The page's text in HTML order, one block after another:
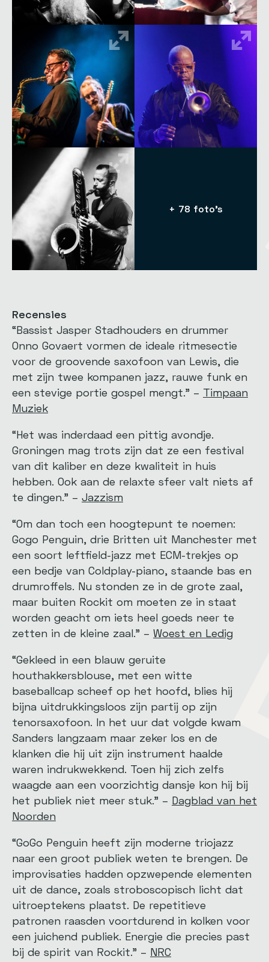
+ 78 foto's
Recensies
“Bassist Jasper Stadhouders en drummer
Onno Govaert vormen de ideale ritmesectie
voor de groovende saxofoon van Lewis, die
met zijn twee kompanen jazz, rauwe funk en
een stevige portie gospel mengt.” – Timpaan
Muziek
“Het was inderdaad een pittig avondje.
Groningen mag trots zijn dat ze een festival
van dit kaliber en deze kwaliteit in huis
hebben. Ook aan de relaxte sfeer valt niets af
te dingen.” – Jazzism
“Om dan toch een hoogtepunt te noemen:
Gogo Penguin, drie Britten uit Manchester met
een soort leftfield-jazz met ECM-trekjes op
een bedje van Coldplay-piano, staande bas en
drumroffels. Nu stonden ze in de grote zaal,
maar buiten Rockit om moeten ze in staat
worden geacht om iets heel goeds neer te
zetten in de kleine zaal.” – Woest en Ledig
“Gekleed in een blauw geruite
houthakkersblouse, met een witte
baseballcap scheef op het hoofd, blies hij
bijna uitdrukkingsloos zijn partij op zijn
tenorsaxofoon. In het uur dat volgde kwam
Sanders langzaam maar zeker los en de
klanken die hij uit zijn instrument haalde
waren indrukwekkend. Toen hij zich zelfs
waagde aan een voorzichtig dansje kon hij bij
het publiek niet meer stuk.” – Dagblad van het
Noorden
“GoGo Penguin heeft zijn moderne triojazz
naar een groot publiek weten te brengen. De
improvisaties hadden opzwepende elementen
uit de dance, zoals stroboscopisch licht dat
uitroeptekens plaatst. De repetitieve
patronen raasden voortdurend in kolken voor
een juichend publiek. Energie die precies past
bij de spirit van Rockit.” – NRC